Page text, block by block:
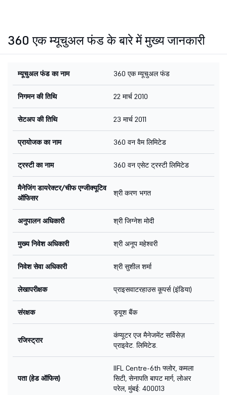
360 एक म्यूचुअल फंड के बारे में मुख्य जानकारी
म्यूचुअल फंड का नाम 360 एक म्यूचुअल फंड
निगमन की तिथि 22 मार्च 2010
सेटअप की तिथि 23 मार्च 2011
प्रायोजक का नाम 360 वन वैम लिमिटेड
ट्रस्टी का नाम 360 वन एसेट ट्रस्टी लिमिटेड
मैनेजिंग डायरेक्टर/चीफ एग्जीक्यूटिव
ऑफिसर
श्री करण भगत
अनुपालन अधिकारी श्री जिग्नेश मोदी
मुख्य निवेश अधिकारी श्री अनूप महेश्वरी
निवेश सेवा अधिकारी श्री सुशील शर्मा
लेखापरीक्षक प्राइसवाटरहाउस कूपर्स (इंडिया)
संरक्षक ड्यूश बैंक
रजिस्ट्रार
कंप्यूटर एज मैनेजमेंट सर्विसेज़
प्राइवेट. लिमिटेड.
पता (हेड ऑफिस)
IIFL Centre-6th फ्लोर, कमला
सिटी, सेनापति बापट मार्ग, लोअर
परेल, मुंबई: 400013